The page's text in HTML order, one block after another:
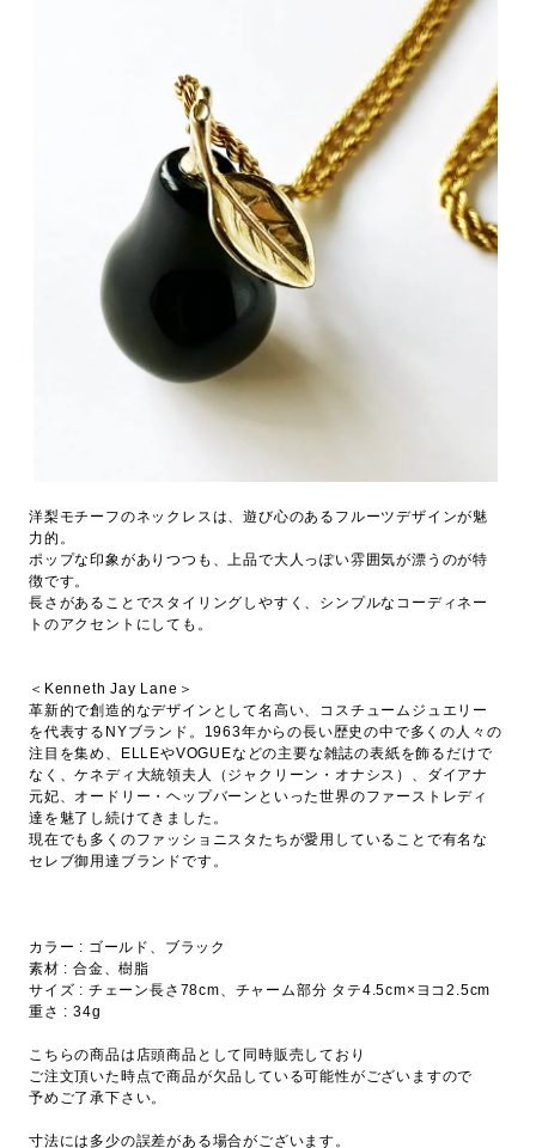
洋梨モチーフのネックレスは、遊び心のあるフルーツデザインが魅
力的。
ポップな印象がありつつも、上品で大人っぽい雰囲気が漂うのが特
徴です。
長さがあることでスタイリングしやすく、シンプルなコーディネー
トのアクセントにしても。
＜Kenneth Jay Lane＞
革新的で創造的なデザインとして名高い、コスチュームジュエリー
を代表するNYブランド。1963年からの長い歴史の中で多くの人々の
注目を集め、ELLEやVOGUEなどの主要な雑誌の表紙を飾るだけで
なく、ケネディ大統領夫人（ジャクリーン・オナシス）、ダイアナ
元妃、オードリー・ヘップバーンといった世界のファーストレディ
達を魅了し続けてきました。
現在でも多くのファッショニスタたちが愛用していることで有名な
セレブ御用達ブランドです。
カラー : ゴールド、ブラック
素材 : 合金、樹脂
サイズ : チェーン長さ78cm、チャーム部分 タテ4.5cm×ヨコ2.5cm
重さ : 34g
こちらの商品は店頭商品として同時販売しており
ご注文頂いた時点で商品が欠品している可能性がございますので
予めご了承下さい。
寸法には多少の誤差がある場合がございます。